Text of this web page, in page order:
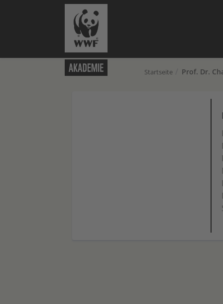
Startseite Prof. Dr.